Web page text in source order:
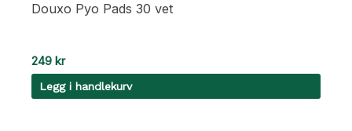
Douxo Pyo Pads 30 vet
249 kr
Legg i handlekurv